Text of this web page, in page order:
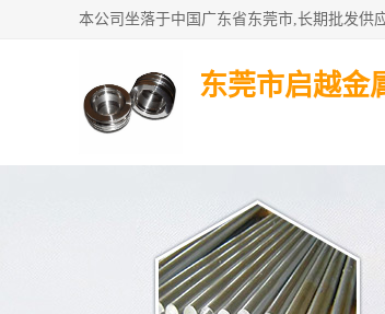
东莞市启越金